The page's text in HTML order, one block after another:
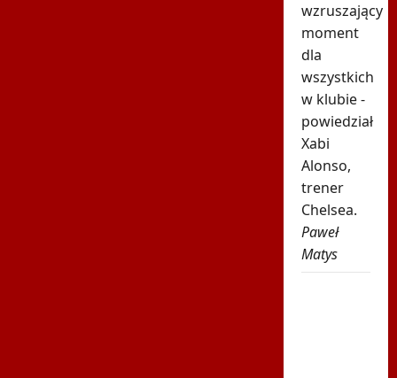
wzruszający
moment
dla
wszystkich
w klubie -
powiedział
Xabi
Alonso,
trener
Chelsea.
Paweł
Matys